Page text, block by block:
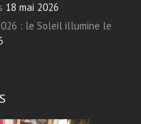
18 mai 2026
: le Soleil illumine le